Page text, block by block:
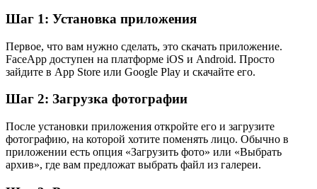
Шаг 1: Установка приложения
Первое, что вам нужно сделать, это скачать приложение.
FaceApp доступен на платформе iOS и Android. Просто
зайдите в App Store или Google Play и скачайте его.
Шаг 2: Загрузка фотографии
После установки приложения откройте его и загрузите
фотографию, на которой хотите поменять лицо. Обычно в
приложении есть опция «Загрузить фото» или «Выбрать
архив», где вам предложат выбрать файл из галереи.